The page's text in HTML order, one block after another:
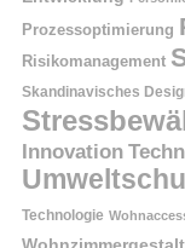
Prozessoptimierung
Risikomanagement
Skandinavisches
Innovation
Technologie